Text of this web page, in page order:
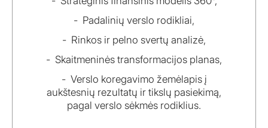
Padalinių verslo rodikliai,
Rinkos ir pelno svertų analizė,
Skaitmeninės transformacijos planas,
Verslo koregavimo žemėlapis į
aukštesnių rezultatų ir tikslų pasiekimą,
pagal verslo sėkmės rodiklius.